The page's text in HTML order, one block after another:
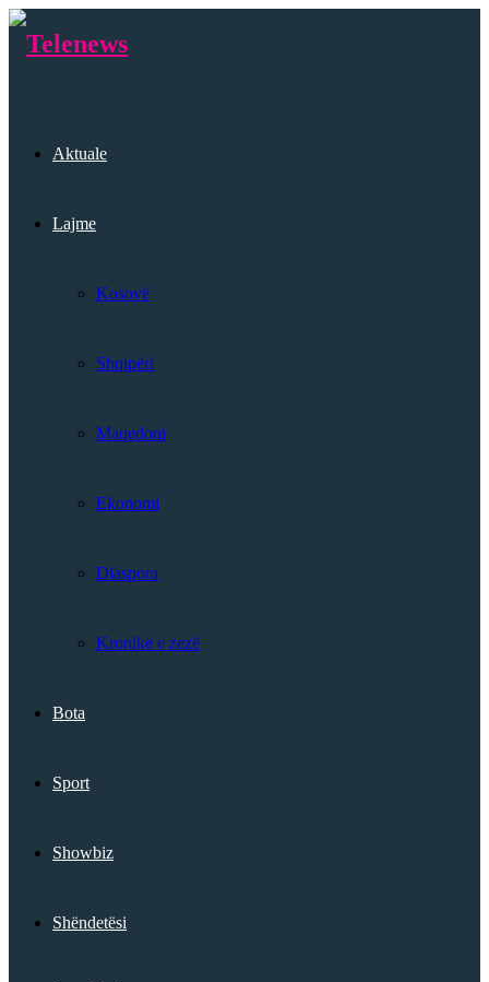
Aktuale
Lajme
Kosovë
Shqipëri
Maqedoni
Ekonomi
Diaspora
Kronikë e zezë
Bota
Sport
Showbiz
Shëndetësi